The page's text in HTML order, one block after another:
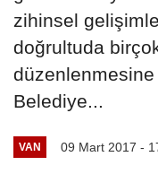
zihinsel
doğrultuda
Belediye...
VAN 09 Mart 2017 -